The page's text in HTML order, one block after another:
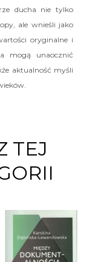
ducha nie tylko
ale wnieśli jako
oryginalne i
mogą unaocznić
aktualność myśli
TEJ